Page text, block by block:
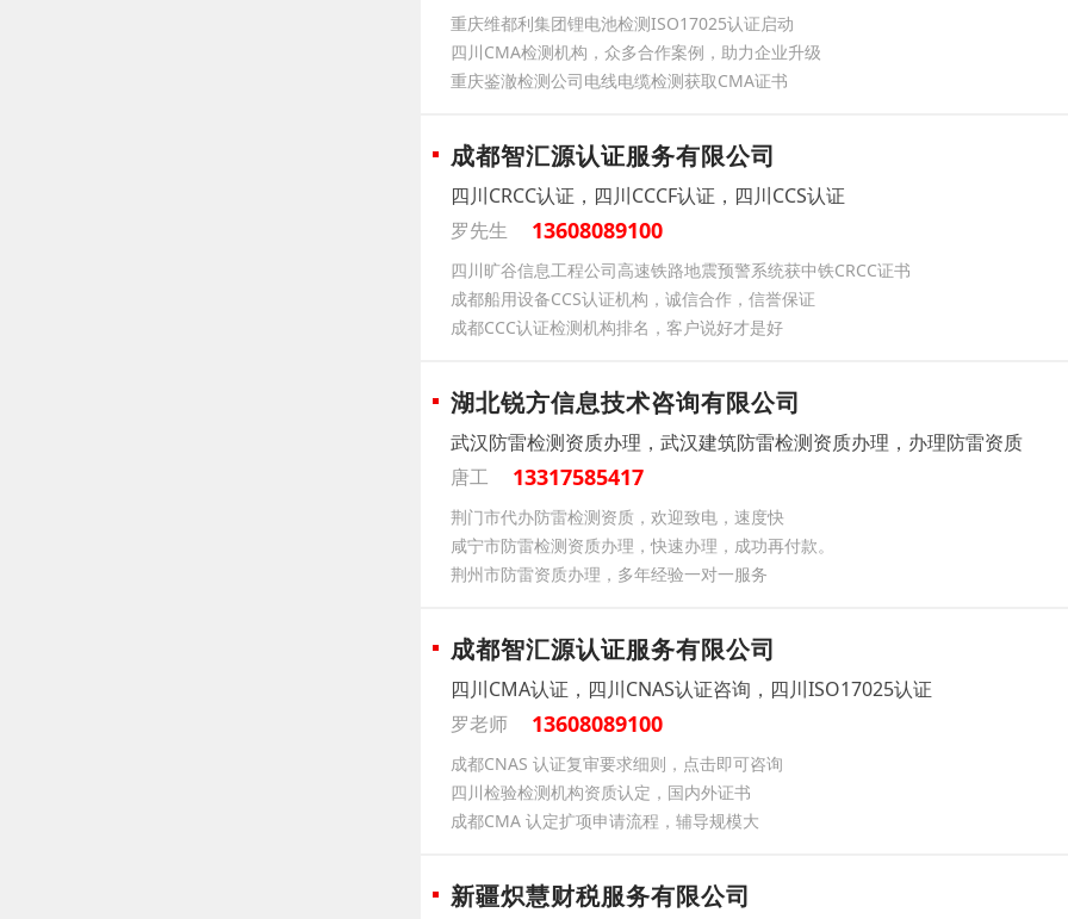
重庆维都利集团锂电池检测ISO17025认证启动
四川CMA检测机构，众多合作案例，助力企业升级
重庆鉴澈检测公司电线电缆检测获取CMA证书
成都智汇源认证服务有限公司
四川CRCC认证，四川CCCF认证，四川CCS认证
罗先生
13608089100
四川旷谷信息工程公司高速铁路地震预警系统获中铁CRCC证书
成都船用设备CCS认证机构​，诚信合作，信誉保证
成都CCC认证检测机构排名​，客户说好才是好
湖北锐方信息技术咨询有限公司
武汉防雷检测资质办理，武汉建筑防雷检测资质办理，办理防雷资质
唐工
13317585417
荆门市代办防雷检测资质，欢迎致电，速度快
咸宁市防雷检测资质办理，快速办理，成功再付款。
荆州市防雷资质办理，多年经验一对一服务
成都智汇源认证服务有限公司
四川CMA认证，四川CNAS认证咨询，四川ISO17025认证
罗老师
13608089100
成都CNAS 认证复审要求细则，点击即可咨询
四川检验检测机构资质认定，国内外证书
成都CMA 认定扩项申请流程，辅导规模大
新疆炽慧财税服务有限公司